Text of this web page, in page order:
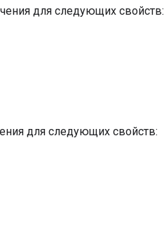
для следующих свойств:
для следующих свойств: